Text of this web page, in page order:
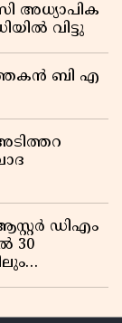
അധ്യാപിക
വിട്ടു
ബി എ
ഡിഎം
30